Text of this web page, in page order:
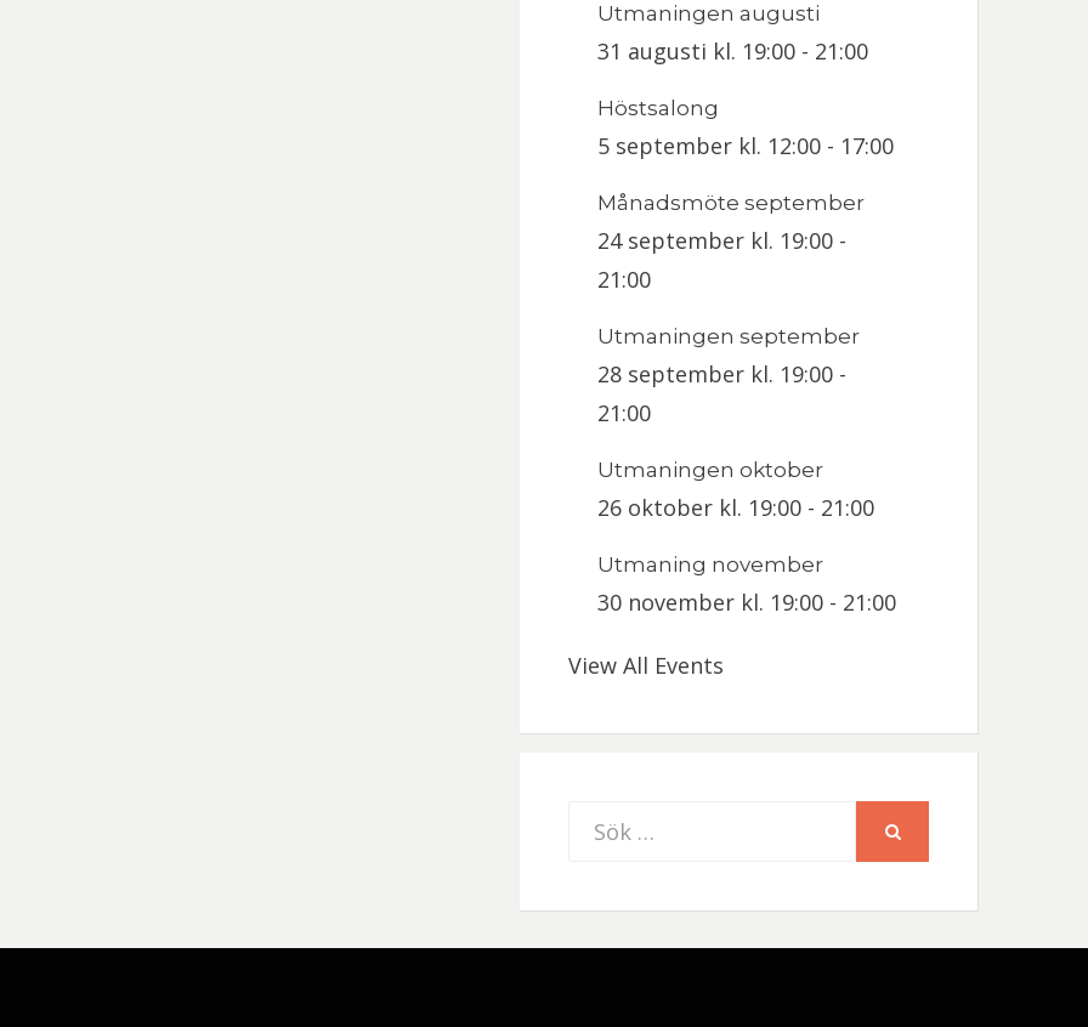
Utmaningen augusti
31 augusti kl. 19:00 - 21:00
Höstsalong
5 september kl. 12:00 - 17:00
Månadsmöte september
24 september kl. 19:00 -
21:00
Utmaningen september
28 september kl. 19:00 -
21:00
Utmaningen oktober
26 oktober kl. 19:00 - 21:00
Utmaning november
30 november kl. 19:00 - 21:00
View All Events
Sök